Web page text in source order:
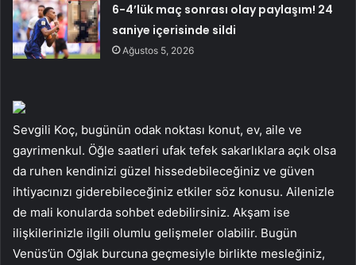
6-4’lük maç sonrası olay paylaşım! 24
saniye içerisinde sildi
Ağustos 5, 2026
Sevgili Koç, bugünün odak noktası konut, ev, aile ve
gayrimenkul. Öğle saatleri ufak tefek sakarlıklara açık olsa
da ruhen kendinizi güzel hissedebileceğiniz ve güven
ihtiyacınızı giderebileceğiniz etkiler söz konusu. Ailenizle
de mali konularda sohbet edebilirsiniz. Akşam ise
ilişkilerinizle ilgili olumlu gelişmeler olabilir. Bugün
Venüs’ün Oğlak burcuna geçmesiyle birlikte mesleğiniz,